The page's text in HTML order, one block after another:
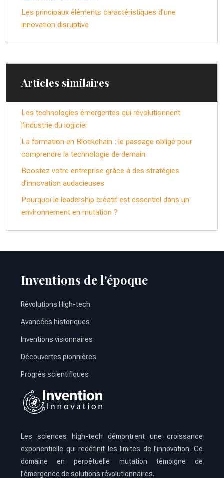
Les principaux éléments caractéristiques d’une
innovation disruptive
Articles similaires
Les technologies émergentes qui révolutionnent
l’industrie du logiciel
La formation en Blockchain : le passage obligé pour
comprendre la technologie de demain
Boostez votre entreprise grâce à des stratégies
d’innovation audacieuses
Pourquoi le leadership créatif est essentiel dans un
environnement en mutation ?
Inventions de l'époque
Révolutions High-tech
Avancées historiques
Inventions visionnaires
Découvertes pionnières
Progrès scientifiques
Les sciences high-tech démontrent une croissance
exponentielle qui redéfinit les limites de l’innovation. Ce
domaine en perpétuelle mutation témoigne de
l’émergence de solutions révolutionnaires.